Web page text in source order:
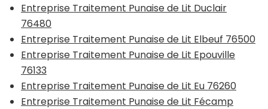
Entreprise Traitement Punaise de Lit Duclair
76480
Entreprise Traitement Punaise de Lit Elbeuf 76500
Entreprise Traitement Punaise de Lit Epouville
76133
Entreprise Traitement Punaise de Lit Eu 76260
Entreprise Traitement Punaise de Lit Fécamp